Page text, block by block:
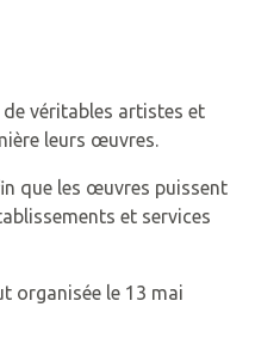
véritables artistes et
leurs œuvres.
que les œuvres puissent
et services
organisée le 13 mai